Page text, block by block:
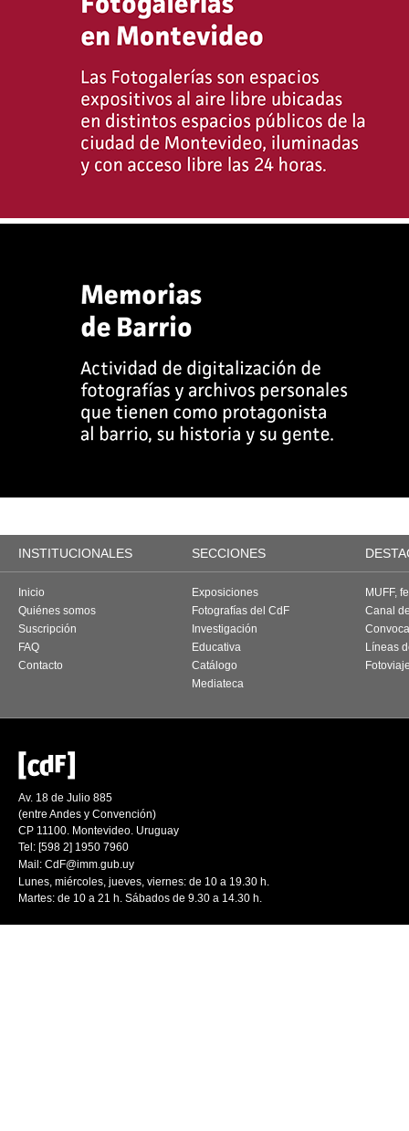
INSTITUCIONALES SECCIONES
Inicio
Quiénes somos
Suscripción
FAQ
Contacto
Exposiciones
Fotografías del CdF
Investigación
Educativa
Catálogo
Mediateca
MUFF,
Canal
Líneas
Av. 18 de Julio 885
(entre Andes y Convención)
CP 11100. Montevideo. Uruguay
Tel: [598 2] 1950 7960
Mail: CdF@imm.gub.uy
Lunes, miércoles, jueves, viernes: de 10 a 19.30 h.
Martes: de 10 a 21 h. Sábados de 9.30 a 14.30 h.